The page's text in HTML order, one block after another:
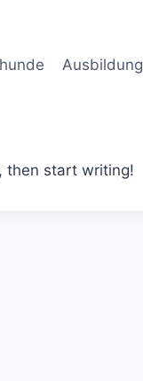
Ausbildung
then start writing!